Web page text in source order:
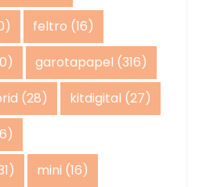
feltro (16)
garotapapel (316)
(28) kitdigital (27)
mini (16)